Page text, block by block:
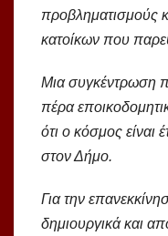
προβληματισμούς
κατοίκων που
Μια συγκέντρωση
πέρα
ότι ο κόσμος είναι
στον Δήμο.
Για την
δημιουργικά και